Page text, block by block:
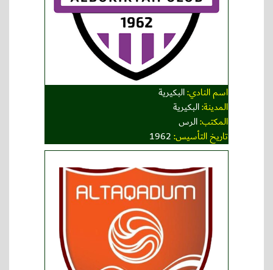
اسم النادي:البكيرية
المدينة:البكيرية
المكتب:الرس
تاريخ التأسيس:1962